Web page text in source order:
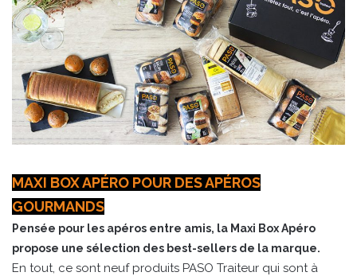
MAXI BOX APÉRO POUR DES APÉROS
GOURMANDS
Pensée pour les apéros entre amis, la Maxi Box Apéro
propose une sélection des best-sellers de la marque.
En tout, ce sont neuf produits PASO Traiteur qui sont à